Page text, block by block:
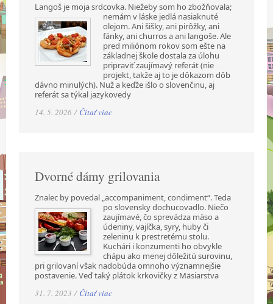
Langoš je moja srdcovka. Niežeby som ho zbožňovala;
nemám v láske jedlá nasiaknuté
olejom. Ani šišky, ani pirôžky, ani
fánky, ani churros a ani langoše. Ale
pred miliónom rokov som ešte na
základnej škole dostala za úlohu
pripraviť zaujímavý referát (nie
projekt, takže aj to je dôkazom dôb
dávno minulých). Nuž a keďže išlo o slovenčinu, aj
referát sa týkal jazykovedy
14. 5. 2026 / Čítať viac
Dvorné dámy grilovania
Znalec by povedal „accompaniment, condiment“. Teda
po slovensky dochucovadlo. Niečo
zaujímavé, čo sprevádza mäso a
údeniny, vajíčka, syry, huby či
zeleninu k prestretému stolu.
Kuchári i konzumenti ho obvykle
chápu ako menej dôležitú surovinu,
pri grilovaní však nadobúda omnoho významnejšie
postavenie. Veď taký plátok krkovičky z Mäsiarstva
31. 7. 2023 / Čítať viac